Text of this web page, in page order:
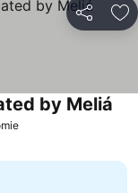
Teilen
by Meliá